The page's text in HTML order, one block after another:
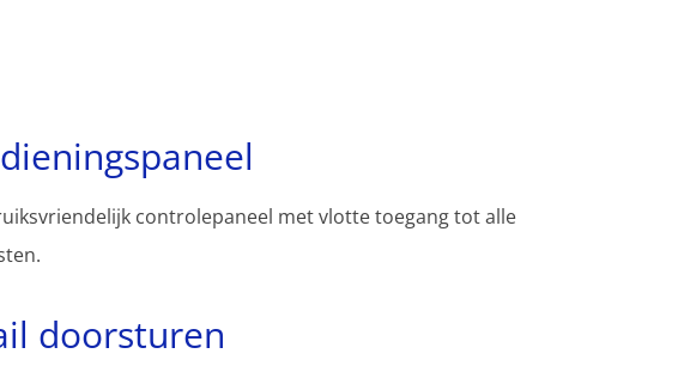
controlepaneel met vlotte toegang tot alle
doorsturen